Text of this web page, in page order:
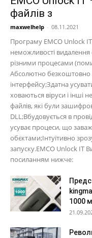
файлів з
maxwelhelp - 08.11.2021
Програму EMCO Unlock
неможливості видалення
різними процесами
Абсолютно безкоштовно
інтерфейсу;Здатна
ховаються віруси і інші
файлів, які були
DLL;Вбудовується в
усуває процеси, що
обєктами;Інтуїтивно
запуску.EMCO Unlock
посиланням нижче:
1000